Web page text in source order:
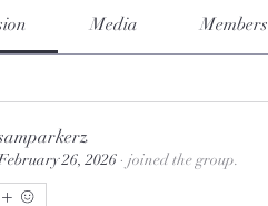
Media Members
26, 2026 · joined the group.